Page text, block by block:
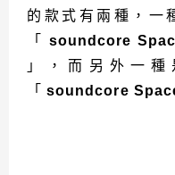
的款式有兩種，一
「 soundcore
」，而另外一
「soundcore